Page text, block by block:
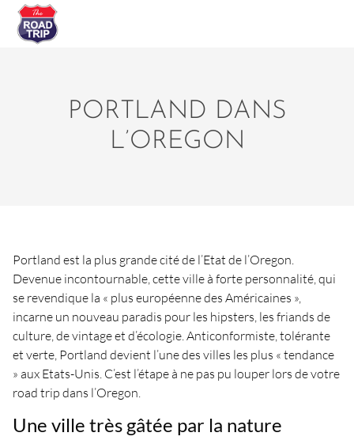
PORTLAND DANS
L’OREGON
Portland est la plus grande cité de l’Etat de l’Oregon.
Devenue incontournable, cette ville à forte personnalité, qui
se revendique la « plus européenne des Américaines »,
incarne un nouveau paradis pour les hipsters, les friands de
culture, de vintage et d’écologie. Anticonformiste, tolérante
et verte, Portland devient l’une des villes les plus « tendance
» aux Etats-Unis. C’est l’étape à ne pas pu louper lors de votre
road trip dans l’Oregon.
Une ville très gâtée par la nature